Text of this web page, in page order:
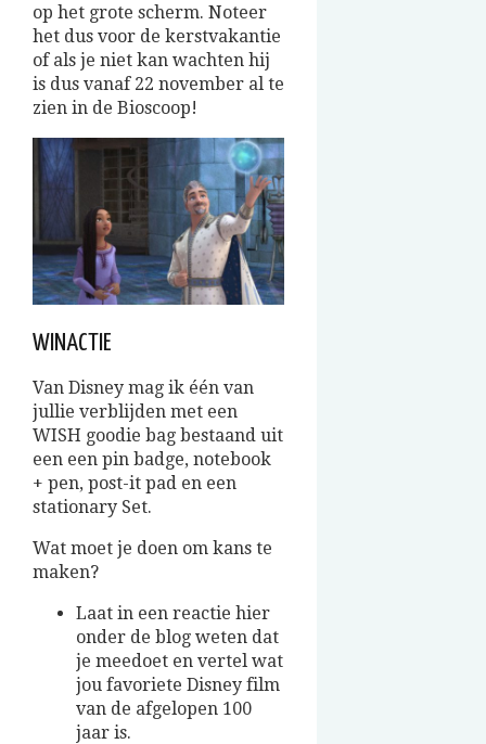
op het grote scherm. Noteer
het dus voor de kerstvakantie
of als je niet kan wachten hij
is dus vanaf 22 november al te
zien in de Bioscoop!
WINACTIE
Van Disney mag ik één van
jullie verblijden met een
WISH goodie bag bestaand uit
een een pin badge, notebook
+ pen, post-it pad en een
stationary Set.
Wat moet je doen om kans te
maken?
Laat in een reactie hier
onder de blog weten dat
je meedoet en vertel wat
jou favoriete Disney film
van de afgelopen 100
jaar is.